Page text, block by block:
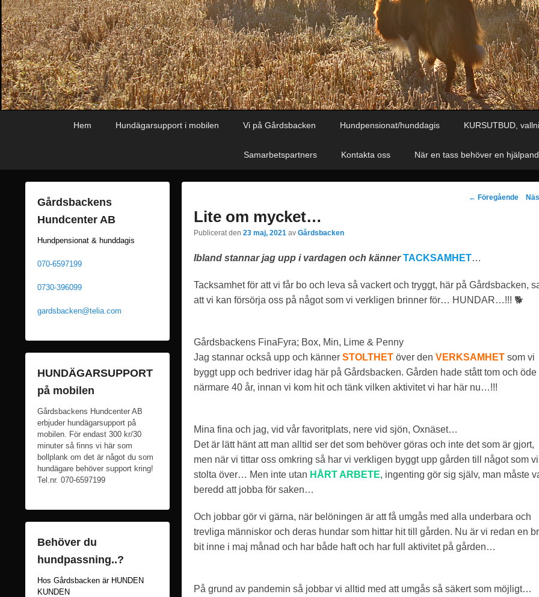
Hem Hundägarsupport i mobilen Vi på Gårdsbacken Hundpensionat/hunddagis KURSUTBUD,
Samarbetspartners Kontakta oss När en tass behöver en
← Föregående
Lite om mycket…
Publicerat den 23 maj, 2021 av Gårdsbacken
Ibland stannar jag upp i vardagen och känner TACKSAMHET…
Tacksamhet för att vi får bo och leva så vackert och tryggt, här på Gårdsbacken,
att vi kan försörja oss på något som vi verkligen brinner för… HUNDAR…!!! 🐕
Gårdsbackens FinaFyra; Box, Min, Lime & Penny
Jag stannar också upp och känner STOLTHET över den VERKSAMHET som vi
byggt upp och bedriver idag här på Gårdsbacken. Gården hade stått tom och öde
närmare 40 år, innan vi kom hit och tänk vilken aktivitet vi har här nu…!!!
Mina fina och jag, vid vår favoritplats, nere vid sjön, Oxnäset…
Det är lätt hänt att man alltid ser det som behöver göras och inte det som är gjort,
men när vi tittar oss omkring så har vi verkligen byggt upp gården till något som
stolta över… Men inte utan HÅRT ARBETE, ingenting gör sig själv, man måste
beredd att jobba för saken…
Och jobbar gör vi gärna, när belöningen är att få umgås med alla underbara och
trevliga människor och deras hundar som hittar hit till gården. Nu är vi redan en
bit inne i maj månad och har både haft och har full aktivitet på gården…
På grund av pandemin så jobbar vi alltid med att umgås så säkert som möjligt…
Gårdsbackens
Hundcenter AB
Hundpensionat & hunddagis
070-6597199
0730-396099
gardsbacken@telia.com
HUNDÄGARSUPPORT
på mobilen
Gårdsbackens Hundcenter AB
erbjuder hundägarsupport på
mobilen. För endast 300 kr/30
minuter så finns vi här som
bollplank om det är något du som
hundägare behöver support kring!
Tel.nr. 070-6597199
Behöver du
hundpassning..?
Hos Gårdsbacken är HUNDEN
KUNDEN